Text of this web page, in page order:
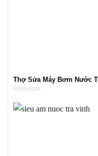
Thợ Sửa Máy Bơm Nước
08/08/2026